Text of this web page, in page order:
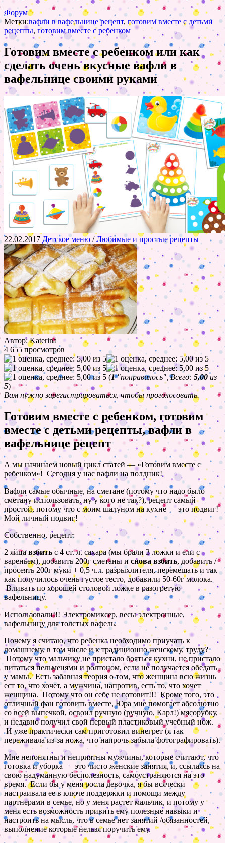
Форум
Метки:вафли в вафельнице рецепт,готовим вместе с детьми
рецепты, готовим вместе с ребенком
Готовим вместе с ребенком или как
сделать очень вкусные вафли в
вафельнице своими руками
22.02.2017 Детское меню /Любимые и простые рецепты
Автор: Katerina
4 655 просмотров
(1"понравилось", Всего: 5,00 из
5)
Вам нужно зарегистрироваться, чтобы проголосовать.
Готовим вместе с ребенком, готовим
вместе с детьми рецепты, вафли в
вафельнице рецепт
А мы начинаем новый цикл статей — «Готовим вместе с
ребенком»! Сегодня у нас вафли на полдник!
Вафли самые обычные, на сметане (потому что надо было
сметану использовать, ну у кого не так?), рецепт самый
простой, потому что с моим шалуном на кухне — это подвиг!
Мой личный подвиг!
Собственно, рецепт:
2 яйцавзбить с 4 ст. л. сахара (мы брали 3 ложки и ели с
вареньем), добавить 200г сметаны и снова взбить, добавить /
просеять 200г муки + 0,5 ч.л. разрыхлителя, перемешать и так
как получилось очень густое тесто, добавили 50-60г молока.
Вливать по хорошей столовой ложке в разогретую
вафельницу.
Использовали!!! Электромиксер, весы электронные,
вафельницу для толстых вафель.
Почему я считаю, что ребенка необходимо приучать к
домашнему, в том числе и к традиционно женскому, труду?
Потому что мальчику не пристало бояться кухни, не пристало
питаться пельменями и ролтоном, если не получается обедать
у мамы. Есть забавная теория о том, что женщина всю жизнь
ест то, что хочет, а мужчина, напротив, есть то, что хочет
женщина. Потому что он себе не готовит!!! Кроме того, это
отличный фан готовить вместе, Юра мне помогает абсолютно
со всей выпечкой, освоил ручную (ручную, Карл!) мясорубку,
и недавно получил свой первый пластиковый учебный нож.
И уже практически сам приготовил винегрет (я так
переживала из-за ножа, что напрочь забыла фотографировать).
Мне непонятны и неприятны мужчины, которые считают, что
готовка и уборка — это чисто женские занятия, и, ссылаясь на
свою надуманную бесполезность, самоустраняются на это
время. Если бы у меня росла девочка, я бы всячески
настраивала ее в ключе поддержки и помощи между
партнерами в семье, но у меня растет мальчик, и потому у
меня есть возможность привить ему полезные навыки и
настроить на мысль, что в семье нет занятий /обязанностей,
выполнение которые нельзя поручить ему.